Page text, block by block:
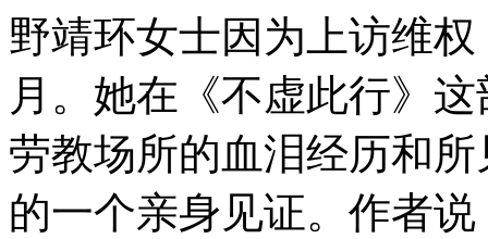
野靖环女士因为上访维
月。她在《不虚此行》
劳教场所的血泪经历和
的一个亲身见证。作者